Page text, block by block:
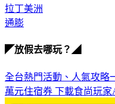
通膨
萬元住宿券下載食尚玩家